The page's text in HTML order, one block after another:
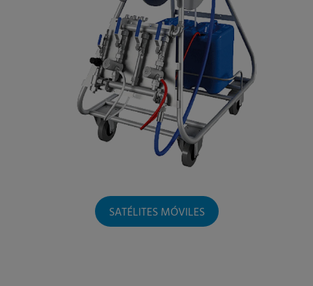
SATÉLITES MÓVILES